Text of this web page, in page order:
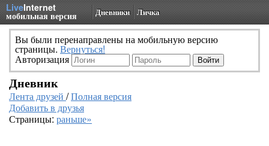
LiveInternet
мобильная версия Дневники Личка
Вы были перенаправлены на мобильную версию
страницы. Вернуться!
Авторизация
Дневник
Лента друзей /Полная версия
Добавить в друзья
Страницы: раньше»